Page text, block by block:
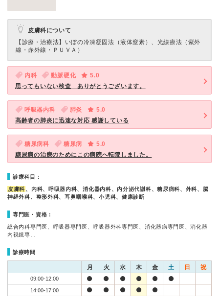
皮膚科について
【診療・治療法】 いぼの冷凍凝固法（液体窒素）、光線療法（紫外
線・赤外線・ＰＵＶＡ）
内科 動脈硬化
5.0
思ってもいない検査 ありがとうございます。
呼吸器内科 肺炎
5.0
高齢者の肺炎に迅速な対応 感謝している
糖尿病科 糖尿病
5.0
糖尿病の治療のためにこの病院へ転院しました。
診療科目：
皮膚科 、内科、呼吸器内科、消化器内科、内分泌代謝科、糖尿病科、外科、脳
神経外科、整形外科、耳鼻咽喉科、小児科、健康診断
専門医・資格：
総合内科専門医、呼吸器専門医、呼吸器外科専門医、消化器病専門医、消化器
内視鏡専…
診療時間
月 火 水 木 金 土 日 祝
09:00-12:00
14:00-17:00